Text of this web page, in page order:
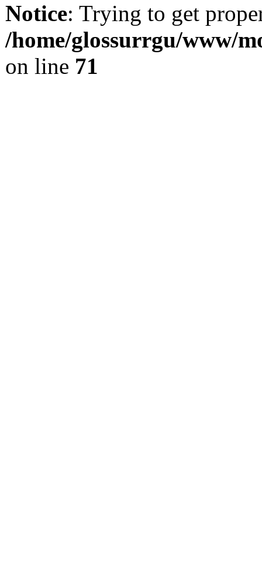
Notice: Trying to get
/home/glossurrgu/www/
on line 71